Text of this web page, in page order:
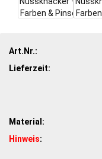
Art.Nr.:
Lieferzeit:
Material:
Hinweis: